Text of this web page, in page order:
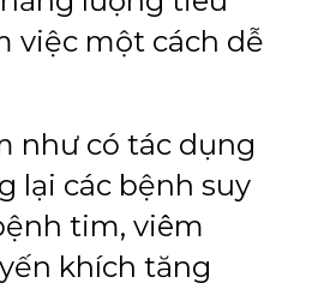
việc một cách dễ
như có tác dụng
lại các bệnh suy
tim, viêm
khích tăng